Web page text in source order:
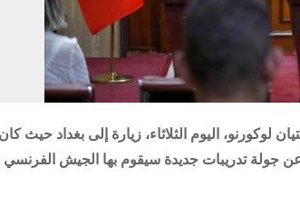
لوكورنو، اليوم الثلاثاء، زيارة إلى بغداد حيث
عن جولة تدريبات جديدة سيقوم بها الجيش